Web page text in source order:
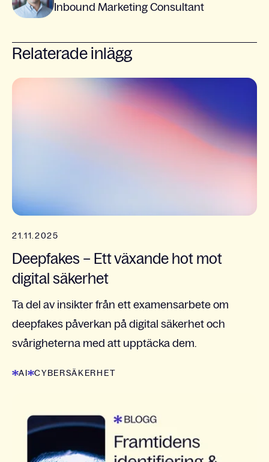
Inbound Marketing Consultant
Relaterade inlägg
21.11.2025
Deepfakes – Ett växande hot mot
digital säkerhet
Ta del av insikter från ett examensarbete om
deepfakes påverkan på digital säkerhet och
svårigheterna med att upptäcka dem.
AI CYBERSÄKERHET